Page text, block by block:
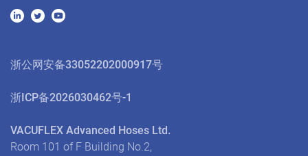
浙公网安备33052202000917号
浙ICP备2026030462号-1
VACUFLEX Advanced Hoses Ltd.
Room 101 of F Building No.2,